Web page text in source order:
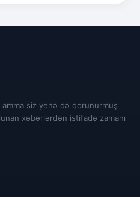
siz yenə də qorunurmuş
xəbərlərdən istifadə zamanı